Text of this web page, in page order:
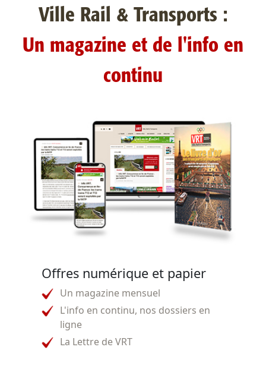
Ville Rail & Transports :
Un magazine et de l'info en
continu
Offres numérique et papier
Un magazine mensuel
L'info en continu, nos dossiers en
ligne
La Lettre de VRT